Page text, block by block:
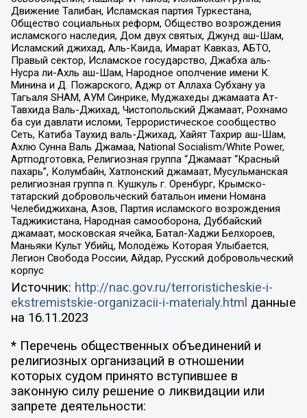
Движение Талибан, Исламская партия Туркестана,
Общество социальных реформ, Общество возрождения
исламского наследия, Дом двух святых, Джунд аш-Шам,
Исламский джихад, Аль-Каида, Имарат Кавказ, АБТО,
Правый сектор, Исламское государство, Джабха аль-
Нусра ли-Ахль аш-Шам, Народное ополчение имени К.
Минина и Д. Пожарского, Аджр от Аллаха Субхану уа
Тагьаля SHAM, АУМ Синрике, Муджахеды джамаата Ат-
Тавхида Валь-Джихад, Чистопольский Джамаат, Рохнамо
ба суи давлати исломи, Террористическое сообщество
Сеть, Катиба Таухид валь-Джихад, Хайят Тахрир аш-Шам,
Ахлю Сунна Валь Джамаа, National Socialism/White Power,
Артподготовка, Религиозная группа “Джамаат “Красный
пахарь”, Колумбайн, Хатлонский джамаат, Мусульманская
религиозная группа п. Кушкуль г. Оренбург, Крымско-
татарский добровольческий батальон имени Номана
Челебиджихана, Азов, Партия исламского возрождения
Таджикистана, Народная самооборона, Дуббайский
джамаат, московская ячейка, Батал-Хаджи Белхороев,
Маньяки Культ Убийц, Молодёжь Которая Улыбается,
Легион Свобода России, Айдар, Русский добровольческий
корпус
Источник: http://nac.gov.ru/terroristicheskie-i-
ekstremistskie-organizacii-i-materialy.html данные
на 16.11.2023
* Перечень общественных объединений и
религиозных организаций в отношении
которых судом принято вступившее в
законную силу решение о ликвидации или
запрете деятельности: